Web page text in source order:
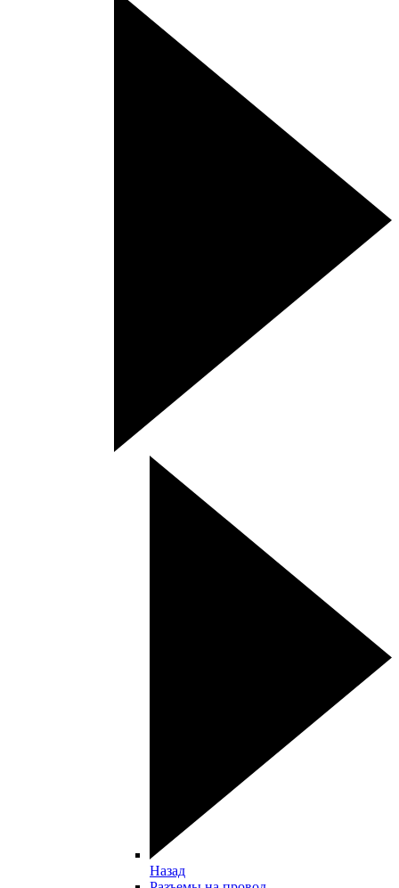
Назад